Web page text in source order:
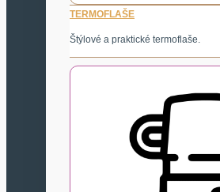
TERMOFLAŠE
Štýlové a praktické termoflaše.